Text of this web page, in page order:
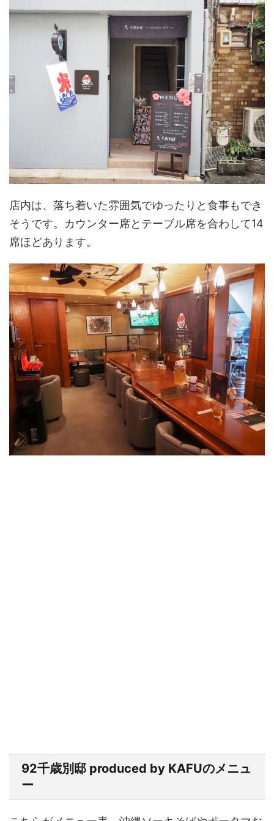
店内は、落ち着いた雰囲気でゆったりと食事もでき
そうです。カウンター席とテーブル席を合わして14
席ほどあります。
92千歳別邸 produced by KAFUのメニュ
ー